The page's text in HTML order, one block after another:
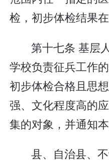
检，初步体检结果
第十七条 基层
学校负责征兵工作
初步体检合格且思
强、文化程度高的
集的对象，并通知本
县、自治县、